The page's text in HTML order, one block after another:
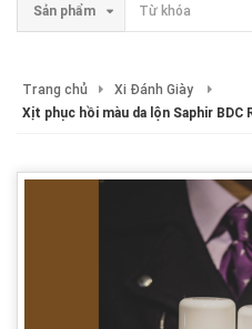
Sản phẩm
Trang chủ
Xi Đánh Giày
Xịt phục hồi màu da lộn Saphir BDC